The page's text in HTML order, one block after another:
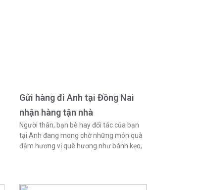
Gửi hàng đi Anh tại Đồng Nai
nhận hàng tận nhà
Người thân, bạn bè hay đối tác của bạn
tại Anh đang mong chờ những món quà
đậm hương vị quê hương như bánh kẹo,